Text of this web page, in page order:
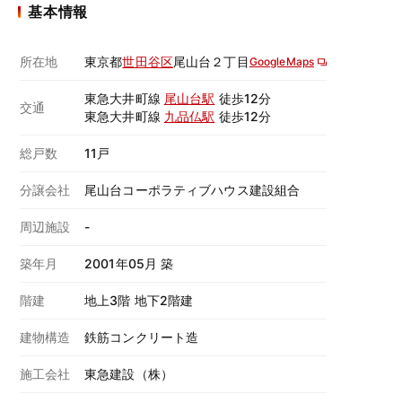
基本情報
所在地 東京都世田谷区尾山台２丁目GoogleMaps
交通
東急大井町線 尾山台駅 徒歩12分
東急大井町線 九品仏駅 徒歩12分
総戸数 11戸
分譲会社 尾山台コーポラティブハウス建設組合
周辺施設 -
築年月 2001年05月 築
階建 地上3階 地下2階建
建物構造 鉄筋コンクリート造
施工会社 東急建設（株）